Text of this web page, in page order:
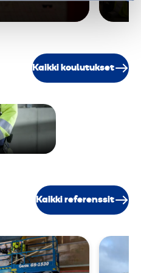
Kaikki koulutukset
Kaikki referenssit